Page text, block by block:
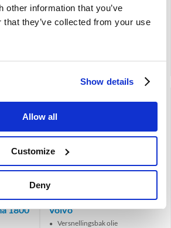
other information that you’ve
that they’ve collected from your use
Show details
Allow all
Customize
Deny
€38,38
Vergelijken
1800
Versnellingsbakolie GL4
80W90 Kroon - 1 Liter
Volvo
Versnellingsbak olie